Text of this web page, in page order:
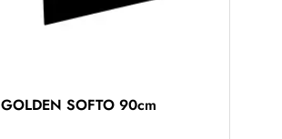
GOLDEN SOFTO 90cm